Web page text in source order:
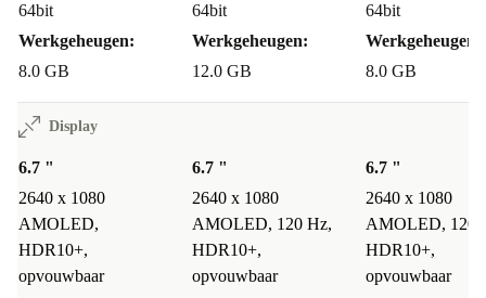
64bit
Werkgeheugen:
8.0 GB
64bit
Werkgeheugen:
12.0 GB
64bit
Werkgeheugen:
8.0 GB
Display
6.7 "
2640 x 1080
AMOLED,
HDR10+,
opvouwbaar
6.7 "
2640 x 1080
AMOLED, 120 Hz,
HDR10+,
opvouwbaar
6.7 "
2640 x 1080
AMOLED, 120
HDR10+,
opvouwbaar